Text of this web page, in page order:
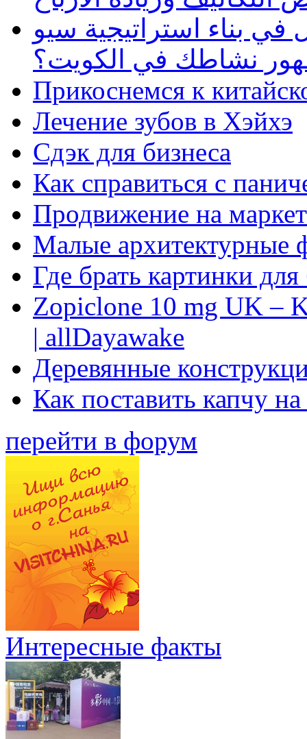
بناء استراتيجية سيو
نشاطك في الكويت؟
Прикоснемся к
Лечение зубов в Хэйхэ
Сдэк для бизнеса
Как справиться с
Продвижение на
Малые архитектурные
Где брать картинки
Zopiclone 10 mg UK –
| allDayawake
Деревянные
Как поставить капчу
перейти в форум
Интересные факты